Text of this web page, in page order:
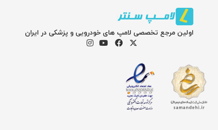
اولین مرجع تخصصی لامپ های خودرویی و پزشکی در ایران